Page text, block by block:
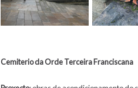
Cemiterio da Orde Terceira Franciscana